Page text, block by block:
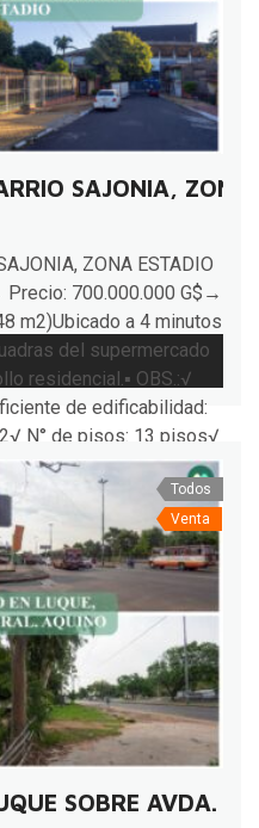
SAJONIA, ZONA
ZONA ESTADIO
Precio: 700.000.000 G$→
m2)Ubicado a 4 minutos
del supermercado
residencial.▪︎ OBS.:√
de edificabilidad:
N° de pisos: 13 pisos√
Todos
Venta
SOBRE AVDA.